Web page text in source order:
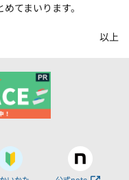
てまいります。
以上